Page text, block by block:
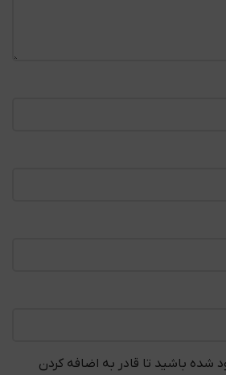
شده باشید تا قادر به اضافه کردن